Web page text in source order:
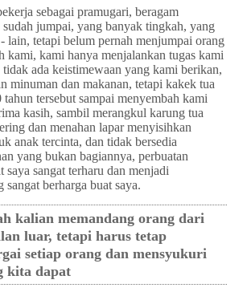
sebagai pramugari, beragam
sudah jumpai, yang banyak tingkah, yang
lain, tetapi belum pernah menjumpai orang
kami, kami hanya menjalankan tugas kami
ada keistimewaan yang kami berikan,
minuman dan makanan, tetapi kakek tua
tersebut sampai menyembah kami
kasih, sambil merangkul karung tua
dan menahan lapar menyisihkan
anak tercinta, dan tidak bersedia
yang bukan bagiannya, perbuatan
saya sangat terharu dan menjadi
sangat berharga buat saya.
kalian memandang orang dari
luar, tetapi harus tetap
setiap orang dan mensyukuri
kita dapat